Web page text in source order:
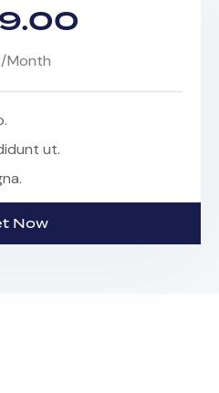
Month
ut.
Now